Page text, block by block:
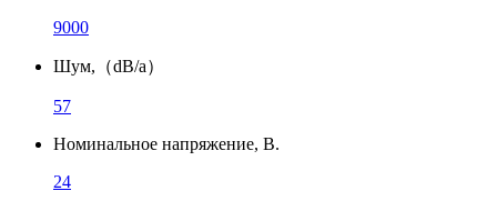
9000
Шум,（dB/a）
57
Номинальное напряжение, В.
24